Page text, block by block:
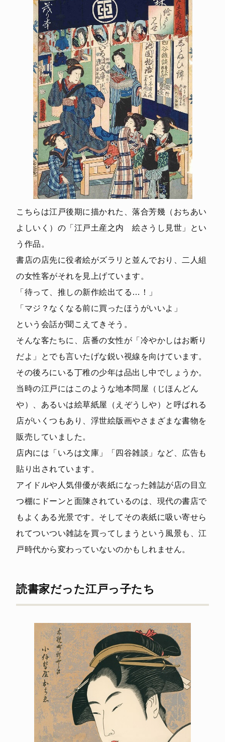
こちらは江戸後期に描かれた、落合芳幾（おちあい
よしいく）の「江戸土産之内 絵さうし見世」とい
う作品。
書店の店先に役者絵がズラリと並んでおり、二人組
の女性客がそれを見上げています。
「待って、推しの新作絵出てる…！」
「マジ？なくなる前に買ったほうがいいよ」
という会話が聞こえてきそう。
そんな客たちに、店番の女性が「冷やかしはお断り
だよ」とでも言いたげな鋭い視線を向けています。
その後ろにいる丁稚の少年は品出し中でしょうか。
当時の江戸にはこのような地本問屋（じほんどん
や）、あるいは絵草紙屋（えぞうしや）と呼ばれる
店がいくつもあり、浮世絵版画やさまざまな書物を
販売していました。
店内には「いろは文庫」「四谷雑談」など、広告も
貼り出されています。
アイドルや人気俳優が表紙になった雑誌が店の目立
つ棚にドーンと面陳されているのは、現代の書店で
もよくある光景です。そしてその表紙に吸い寄せら
れてついつい雑誌を買ってしまうという風景も、江
戸時代から変わっていないのかもしれません。
読書家だった江戸っ子たち